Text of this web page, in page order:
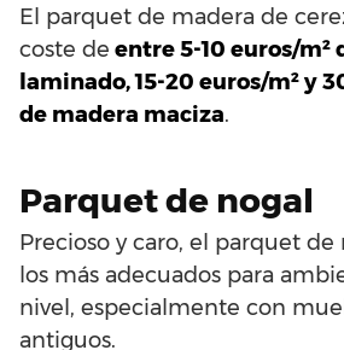
El parquet de madera de
coste de entre 5-10 euros/m²
laminado, 15-20 euros/m² y
de madera maciza.
Parquet de nogal
Precioso y caro, el parquet de
los más adecuados para
nivel, especialmente con
antiguos.